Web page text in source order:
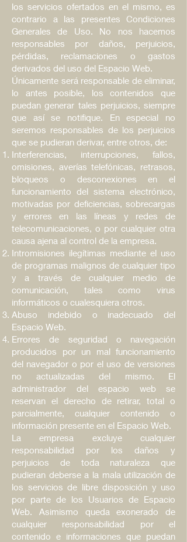
los servicios ofertados en el mismo, es
contrario a las presentes Condiciones
Generales de Uso. No nos hacemos
responsables por daños, perjuicios,
pérdidas, reclamaciones o gastos
derivados del uso del Espacio Web.
Únicamente será responsable de eliminar,
lo antes posible, los contenidos que
puedan generar tales perjuicios, siempre
que así se notifique. En especial no
seremos responsables de los perjuicios
que se pudieran derivar, entre otros, de:
Interferencias, interrupciones, fallos,
omisiones, averías telefónicas, retrasos,
bloqueos o desconexiones en el
funcionamiento del sistema electrónico,
motivadas por deficiencias, sobrecargas
y errores en las líneas y redes de
telecomunicaciones, o por cualquier otra
causa ajena al control de la empresa.
Intromisiones ilegítimas mediante el uso
de programas malignos de cualquier tipo
y a través de cualquier medio de
comunicación, tales como virus
informáticos o cualesquiera otros.
Abuso indebido o inadecuado del
Espacio Web.
Errores de seguridad o navegación
producidos por un mal funcionamiento
del navegador o por el uso de versiones
no actualizadas del mismo. El
administrador del espacio web se
reservan el derecho de retirar, total o
parcialmente, cualquier contenido o
información presente en el Espacio Web.
La empresa excluye cualquier
responsabilidad por los daños y
perjuicios de toda naturaleza que
pudieran deberse a la mala utilización de
los servicios de libre disposición y uso
por parte de los Usuarios de Espacio
Web. Asimismo queda exonerado de
cualquier responsabilidad por el
contenido e informaciones que puedan